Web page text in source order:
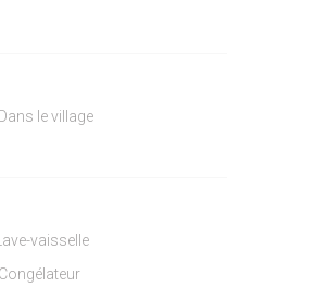
Dans le village
Lave-vaisselle
Congélateur